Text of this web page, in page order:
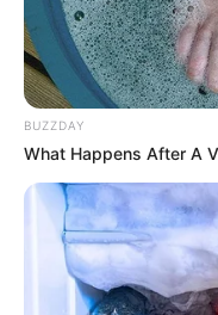
HƏMÇININ OXUYUN
6
BUZZDAY
What Happens After A